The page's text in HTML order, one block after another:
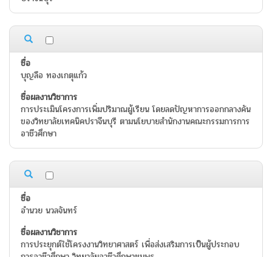
บุญลือ ทองเกตุแก้ว
การประเมินโครงการเพิ่มปริมาณผู้เรียน โดยลดปัญหาการออกกลางคัน
ของวิทยาลัยเทคนิคปราจีนบุรี ตามนโยบายสำนักงานคณะกรรมการการ
อาชีวศึกษา
อำนวย นวลจันทร์
การประยุกต์ใช้โครงงานวิทยาศาสตร์ เพื่อส่งเสริมการเป็นผู้ประกอบ